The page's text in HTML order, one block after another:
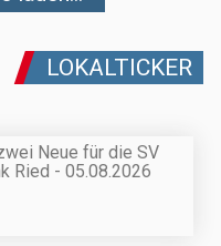
LOKALTICKER
Neue für die SV
Ried - 05.08.2026